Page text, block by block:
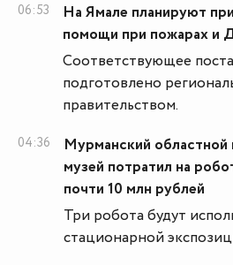
06:53
На Ямале планируют
помощи при пожарах и
Соответствующее
подготовлено
правительством.
04:36
Мурманский областной
музей потратил на
почти 10 млн рублей
Три робота будут
стационарной